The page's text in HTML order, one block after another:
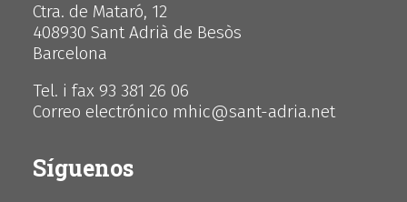
Ctra. de Mataró, 12
408930 Sant Adrià de Besòs
Barcelona
Tel. i fax 93 381 26 06
Correo electrónico mhic@sant-adria.net
Síguenos